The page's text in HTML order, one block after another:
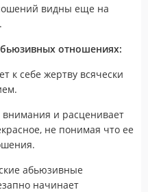
видны еще на
отношениях:
к себе жертву всячески
и расценивает
не понимая что ее
абьюзивные
начинает